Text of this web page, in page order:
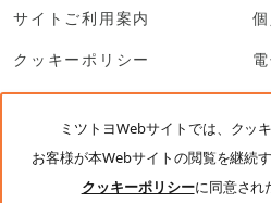
サイトご利用案内
クッキーポリシー
SNS利用規約
© Mitutoyo Corporation. All
ミツトヨWebサイトでは、クッ
お客様が本Webサイトの閲覧を継続
クッキーポリシーに同意され